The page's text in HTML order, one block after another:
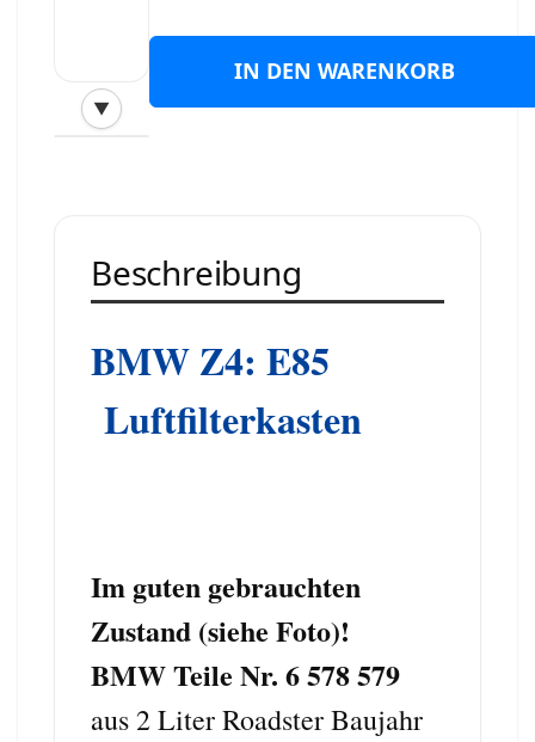
▼
‹›
IN DEN WARENKORB
Beschreibung
BMW Z4: E85
Luftfilterkasten
Im guten gebrauchten
Zustand (siehe Foto)!
BMW Teile Nr. 6 578 579
aus 2 Liter Roadster Baujahr